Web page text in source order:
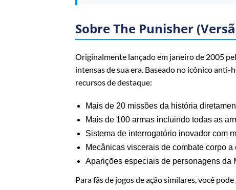
Sobre The Punisher
Originalmente lançado em janeiro de 2005
intensas de sua era. Baseado no icônico
recursos de destaque:
Mais de 20 missões da história
Mais de 100 armas incluindo todas as
Sistema de interrogatório inovador com
Mecânicas viscerais de combate corpo a
Aparições especiais de personagens da
Para fãs de jogos de ação similares, você